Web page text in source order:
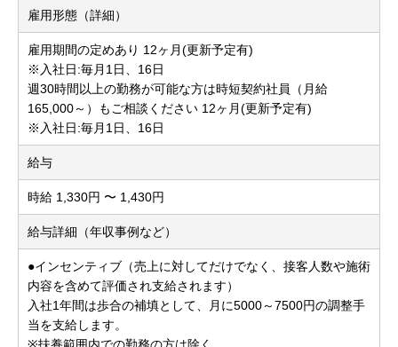
雇用形態（詳細）
雇用期間の定めあり 12ヶ月(更新予定有)
※入社日:毎月1日、16日
週30時間以上の勤務が可能な方は時短契約社員（月給
165,000～）もご相談ください 12ヶ月(更新予定有)
※入社日:毎月1日、16日
給与
時給 1,330円 〜 1,430円
給与詳細（年収事例など）
●インセンティブ（売上に対してだけでなく、接客人数や施術
内容を含めて評価され支給されます）
入社1年間は歩合の補填として、月に5000～7500円の調整手
当を支給します。